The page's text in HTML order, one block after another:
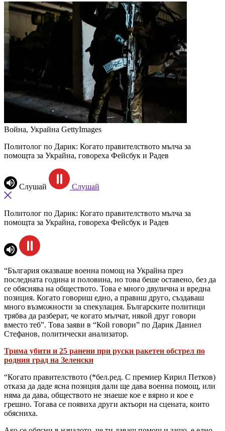
Война, Украйна GettyImages
Политолог по Дарик: Когато правителството мълча за
помощта за Украйна, говореха Фейсбук и Радев
Слушай Слушай
Политолог по Дарик: Когато правителството мълча за
помощта за Украйна, говореха Фейсбук и Радев
“България оказваше военна помощ на Украйна през
последната година и половина, но това беше оставено, без да
се обяснява на обществото. Това е много двулична и вредна
позиция. Когато говориш едно, а правиш друго, създаваш
много възможности за спекулация. Българските политици
трябва да разберат, че когато мълчат, някой друг говори
вместо теб”. Това заяви в “Кой говори” по Дарик Даниел
Стефанов, политически анализатор.
Трима убити и 25 ранени при руски ракетен обстрел по
родния град на Зеленски
“Когато правителството (*бел.ред. С премиер Кирил Петков)
отказа да даде ясна позиция дали ще дава военна помощ, или
няма да дава, обществото не знаеше кое е вярно и кое е
грешно. Тогава се появиха други актьори на сцената, които
обясниха.